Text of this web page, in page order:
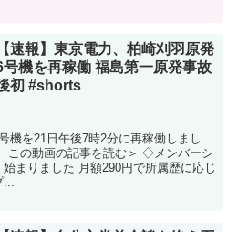
【速報】東京電力、柏崎刈羽原発
号機を再稼働 福島第一原発事故
初 #shorts
機を21日午後7時2分に再稼働しまし
この動画の記事を読む＞ ◇メンバーシ
まりました 月額290円で所属歴に応じ